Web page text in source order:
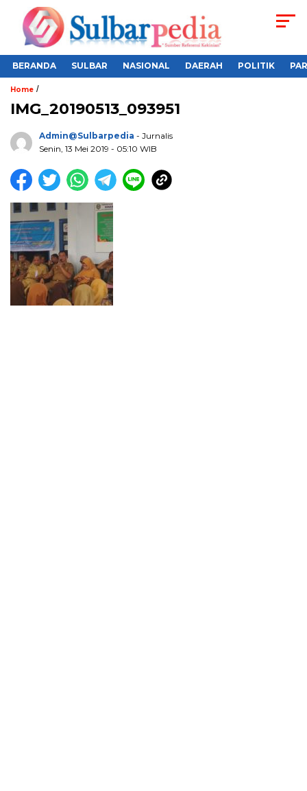
BERANDA SULBAR NASIONAL DAERAH POLITIK
Home /
IMG_20190513_093951
Admin@sulbarpedia - Jurnalis
Senin, 13 Mei 2019 - 05:10 WIB